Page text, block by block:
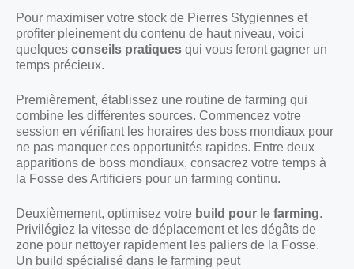
Pour maximiser votre stock de Pierres Stygiennes et
profiter pleinement du contenu de haut niveau, voici
quelques conseils pratiques qui vous feront gagner un
temps précieux.
Premièrement, établissez une routine de farming qui
combine les différentes sources. Commencez votre
session en vérifiant les horaires des boss mondiaux pour
ne pas manquer ces opportunités rapides. Entre deux
apparitions de boss mondiaux, consacrez votre temps à
la Fosse des Artificiers pour un farming continu.
Deuxièmement, optimisez votre build pour le farming.
Privilégiez la vitesse de déplacement et les dégâts de
zone pour nettoyer rapidement les paliers de la Fosse.
Un build spécialisé dans le farming peut